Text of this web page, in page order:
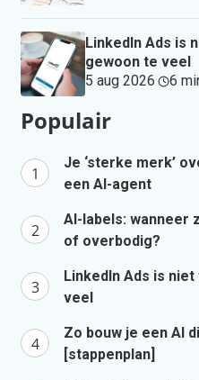
LinkedIn Ads is
gewoon te veel
5 aug 2026· 6
Populair
Je ‘sterke merk’
een AI-agent
AI-labels: wanneer
of overbodig?
LinkedIn Ads is
veel
Zo bouw je een AI
[stappenplan]